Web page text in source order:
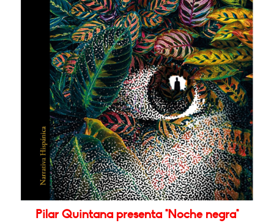
Pilar Quintana presenta "Noche negra"